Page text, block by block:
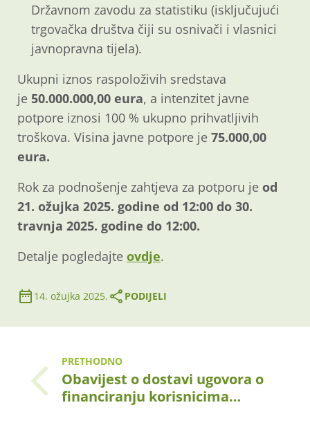
Državnom zavodu za statistiku (isključujući
trgovačka društva čiji su osnivači i vlasnici
javnopravna tijela).
Ukupni iznos raspoloživih sredstava
je 50.000.000,00 eura, a intenzitet javne
potpore iznosi 100 % ukupno prihvatljivih
troškova. Visina javne potpore je 75.000,00
eura.
Rok za podnošenje zahtjeva za potporu je od
21. ožujka 2025. godine od 12:00 do 30.
travnja 2025. godine do 12:00.
Detalje pogledajte ovdje.
14. ožujka 2025. PODIJELI
PRETHODNO
Obavijest o dostavi ugovora o
financiranju korisnicima…